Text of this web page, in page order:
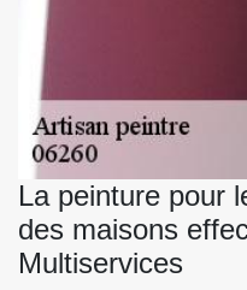
La peinture pour
des maisons
Multiservices